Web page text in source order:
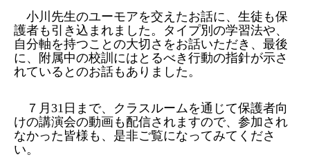
小川先生のユーモアを交えたお話に、生徒も保
護者も引き込まれました。タイプ別の学習法や、
自分軸を持つことの大切さをお話いただき、最後
に、附属中の校訓にはとるべき行動の指針が示さ
れているとのお話もありました。
７月 31 日まで、クラスルームを通じて保護者向
けの講演会の動画も配信されますので、参加され
なかった皆様も、是非ご覧になってみてくださ
い。